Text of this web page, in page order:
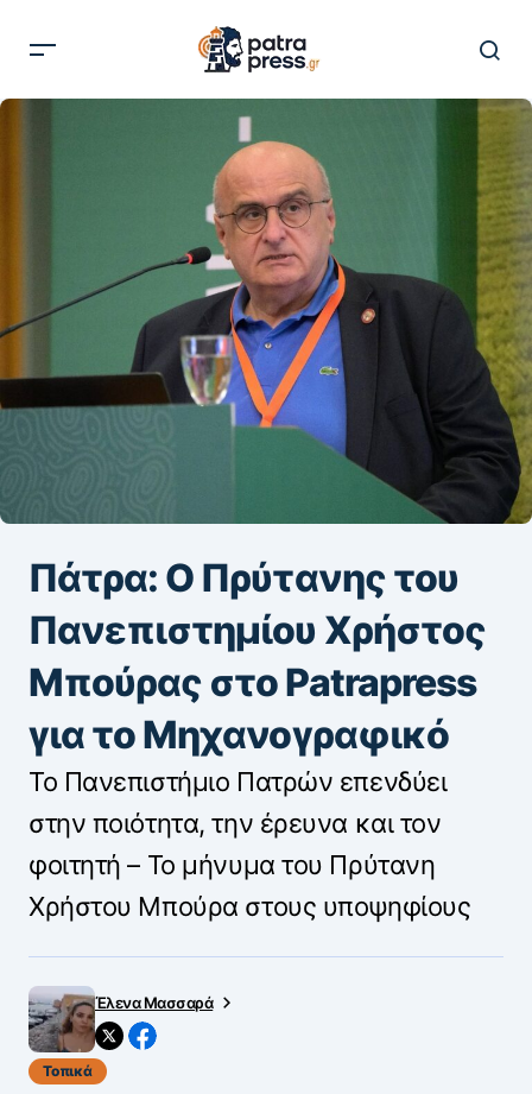
Πάτρα: Ο Πρύτανης του
Πανεπιστημίου Χρήστος
Μπούρας στο Patrapress
για το Μηχανογραφικό
Το Πανεπιστήμιο Πατρών επενδύει
στην ποιότητα, την έρευνα και τον
φοιτητή – Το μήνυμα του Πρύτανη
Χρήστου Μπούρα στους υποψηφίους
Έλενα Μασσαρά
Τοπικά